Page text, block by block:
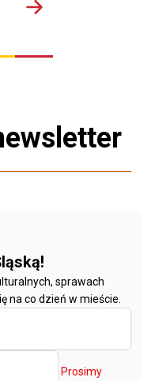
sprawach
na co dzień w mieście.
Prosimy